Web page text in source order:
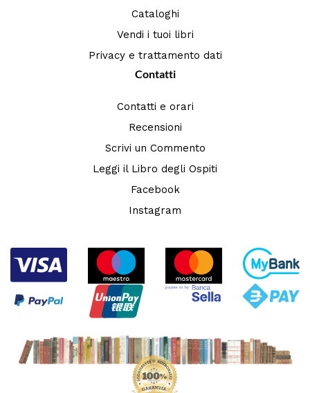
Cataloghi
Vendi i tuoi libri
Privacy e trattamento dati
Contatti
Contatti e orari
Recensioni
Scrivi un Commento
Leggi il Libro degli Ospiti
Facebook
Instagram